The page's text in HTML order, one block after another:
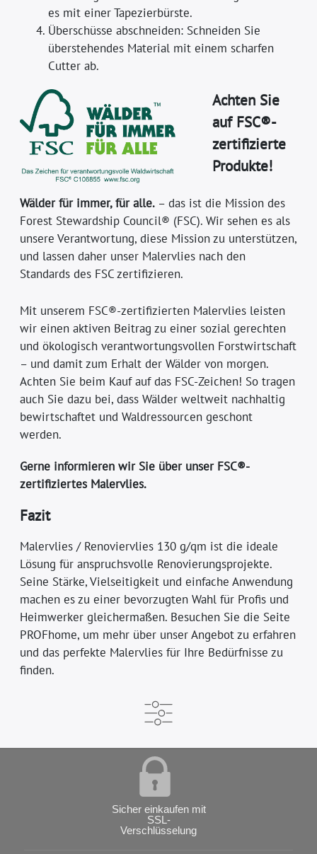
es mit einer Tapezierbürste.
Überschüsse abschneiden: Schneiden Sie
überstehendes Material mit einem scharfen
Cutter ab.
Achten Sie
auf FSC®-
zertifizierte
Produkte!
Wälder für immer, für alle. – das ist die Mission des
Forest Stewardship Council® (FSC). Wir sehen es als
unsere Verantwortung, diese Mission zu unterstützen,
und lassen daher unser Malervlies nach den
Standards des FSC zertifizieren.
Mit unserem FSC®-zertifizierten Malervlies leisten
wir einen aktiven Beitrag zu einer sozial gerechten
und ökologisch verantwortungsvollen Forstwirtschaft
– und damit zum Erhalt der Wälder von morgen.
Achten Sie beim Kauf auf das FSC-Zeichen! So tragen
auch Sie dazu bei, dass Wälder weltweit nachhaltig
bewirtschaftet und Waldressourcen geschont
werden.
Gerne informieren wir Sie über unser FSC®-
zertifiziertes Malervlies.
Fazit
Malervlies / Renoviervlies 130 g/qm ist die ideale
Lösung für anspruchsvolle Renovierungsprojekte.
Seine Stärke, Vielseitigkeit und einfache Anwendung
machen es zu einer bevorzugten Wahl für Profis und
Heimwerker gleichermaßen. Besuchen Sie die Seite
PROFhome, um mehr über unser Angebot zu erfahren
und das perfekte Malervlies für Ihre Bedürfnisse zu
finden.
Sicher einkaufen mit
SSL-
Verschlüsselung